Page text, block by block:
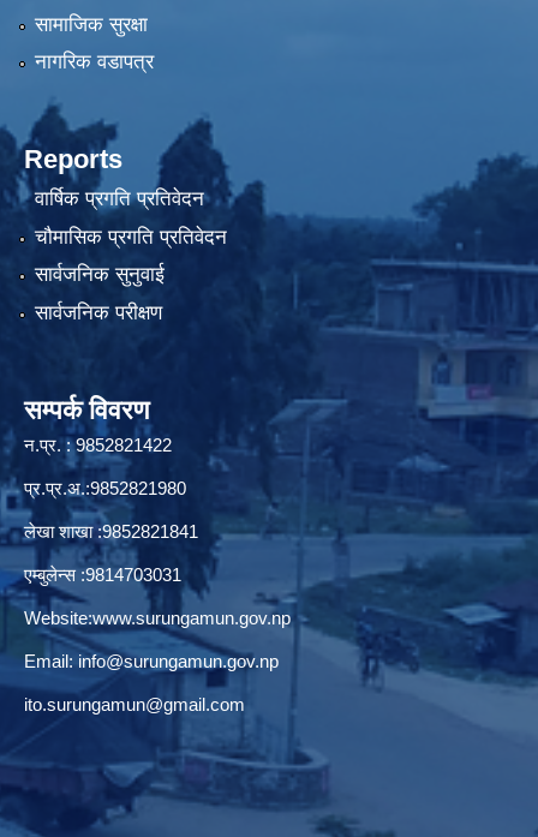
सामाजिक सुरक्षा
नागरिक वडापत्र
Reports
वार्षिक प्रगति प्रतिवेदन
चौमासिक प्रगति प्रतिवेदन
सार्वजनिक सुनुवाई
सार्वजनिक परीक्षण
सम्पर्क विवरण
न.प्र. : 9852821422
प्र.प्र.अ.:9852821980
लेखा शाखा :9852821841
एम्बुलेन्स :9814703031
Website:www.surungamun.gov.np
Email: info@surungamun.gov.np
ito.surungamun@gmail.com